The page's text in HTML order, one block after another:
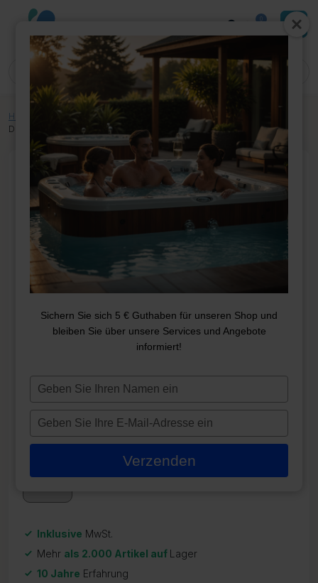
0
Home Whirlpool-Teile Sensoren
Druckschalter 4755P
TECMARK DRUCKSCHALTER
ZR-22058
49,95€
Auf Lager
Inklusive MwSt.
Mehr als 2.000 Artikel auf Lager
10 Jahre Erfahrung
Sichern Sie sich 5 € Guthaben für unseren Shop und
bleiben Sie über unsere Services und Angebote
informiert!
Typ
naam
Typ
e-
in
Verzenden